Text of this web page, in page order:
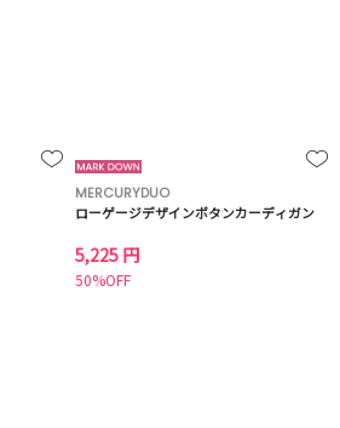
MERCURYDUO
ローゲージデザインボタンカーディガン
5,225 円
50%OFF